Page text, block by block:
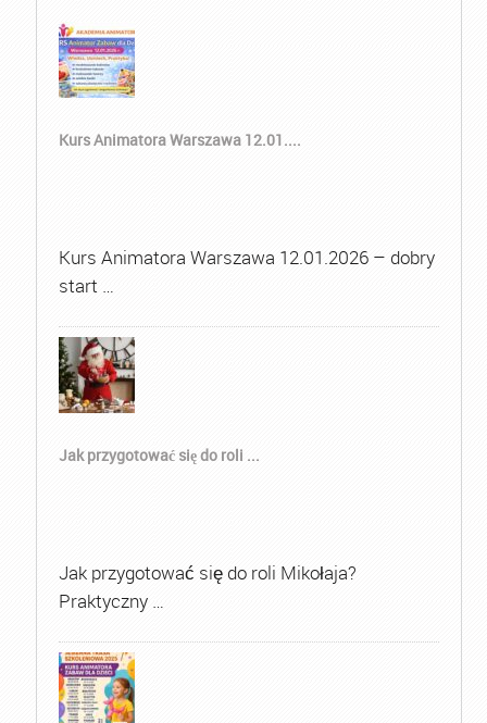
Kurs Animatora Warszawa 12.01....
Kurs Animatora Warszawa 12.01.2026 – dobry
start …
Jak przygotować się do roli ...
Jak przygotować się do roli Mikołaja?
Praktyczny …